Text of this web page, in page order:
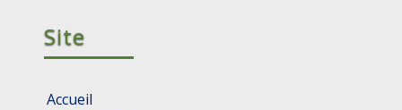
Site
Accueil